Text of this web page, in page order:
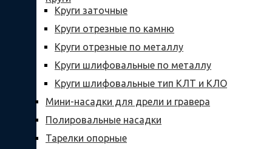
Круги заточные
Круги отрезные по камню
Круги отрезные по металлу
Круги шлифовальные по металлу
Круги шлифовальные тип КЛТ и КЛО
Мини-насадки для дрели и гравера
Полировальные насадки
Тарелки опорные